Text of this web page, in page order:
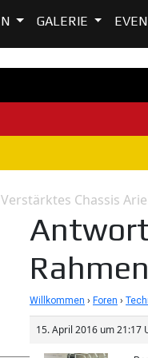
GALERIE
Chassis
Rahmen
Willkommen › Foren ›
15. April 2016 um 21:17